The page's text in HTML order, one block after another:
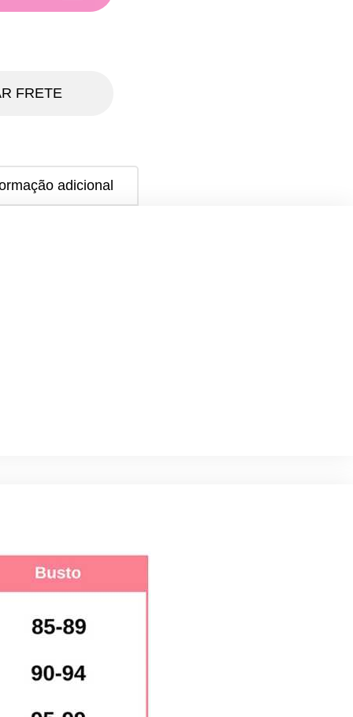
FRETE
adicional